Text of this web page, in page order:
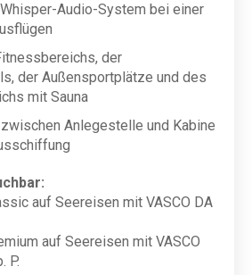
Audio-System bei einer
der
der Außensportplätze und des
mit Sauna
Anlegestelle und Kabine
auf Seereisen mit VASCO DA
auf Seereisen mit VASCO
P.